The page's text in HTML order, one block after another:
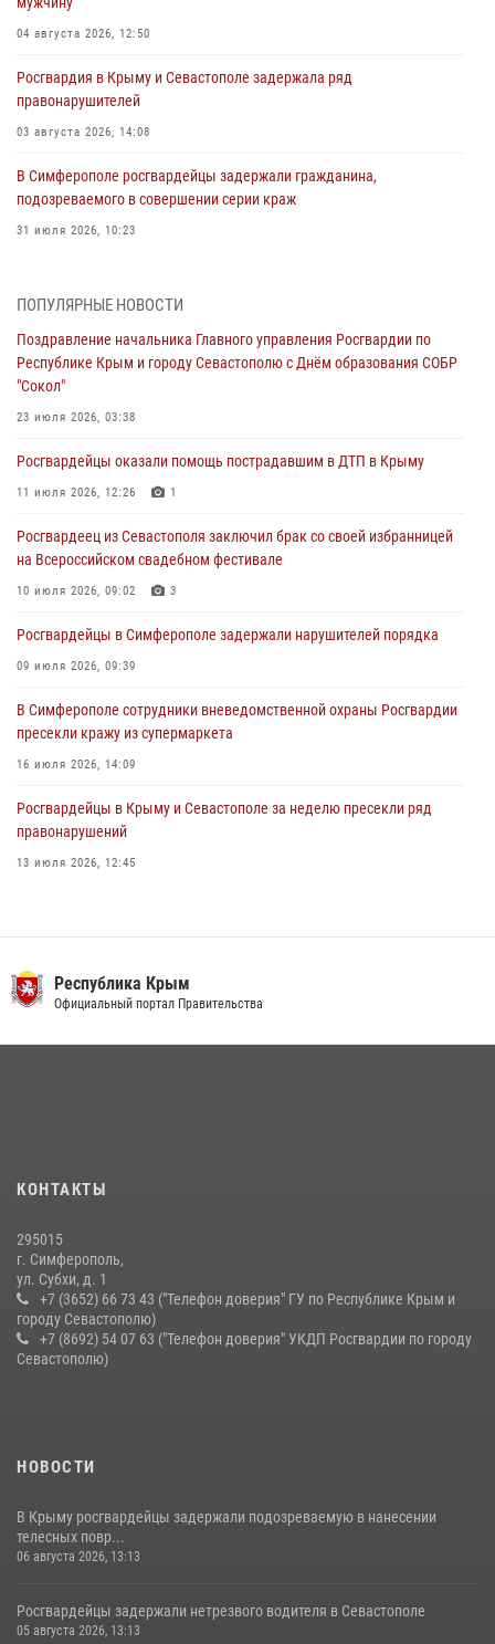
04 августа 2026, 12:50
Росгвардия в Крыму и Севастополе задержала ряд
правонарушителей
03 августа 2026, 14:08
В Симферополе росгвардейцы задержали гражданина,
подозреваемого в совершении серии краж
31 июля 2026, 10:23
объекте в Севастополе
Росгвардейцы Севастополя пресекли противоправные действия на
охраняемом объекте
29 июля 2026, 12:34
Росгвардейцы Крыма и Севастополя отметили День Крещения Руси
28 июля 2026, 14:18
В Симферополе сотрудники Росгвардии задержали подозреваемого
в краже из гипермаркета
24 июля 2026, 12:21
ПОПУЛЯРНЫЕ НОВОСТИ
Поздравление начальника Главного управления Росгвардии по
Республике Крым и городу Севастополю с Днём образования СОБР
"Сокол"
23 июля 2026, 03:38
Росгвардейцы оказали помощь пострадавшим в ДТП в Крыму
11 июля 2026, 12:26 1
Росгвардеец из Севастополя заключил брак со своей избранницей
на Всероссийском свадебном фестивале
10 июля 2026, 09:02 3
Росгвардейцы в Симферополе задержали нарушителей порядка
09 июля 2026, 09:39
В Симферополе сотрудники вневедомственной охраны Росгвардии
пресекли кражу из супермаркета
16 июля 2026, 14:09
Росгвардейцы в Крыму и Севастополе за неделю пресекли ряд
правонарушений
13 июля 2026, 12:45
21 июля 2026, 13:18
Росгвардия в Крыму и Севастополе задержала ряд
правонарушителей
10 июля 2026, 15:10
Республика Крым
Официальный портал Правительства
КОНТАКТЫ
295015
г. Симферополь,
ул. Субхи, д. 1
+7 (3652) 66 73 43 ("Телефон доверия" ГУ по Республике Крым и
городу Севастополю)
+7 (8692) 54 07 63 ("Телефон доверия" УКДП Росгвардии по городу
Севастополю)
НОВОСТИ
В Крыму росгвардейцы задержали подозреваемую в нанесении
телесных повр...
06 августа 2026, 13:13
Росгвардейцы задержали нетрезвого водителя в Севастополе
05 августа 2026, 13:13